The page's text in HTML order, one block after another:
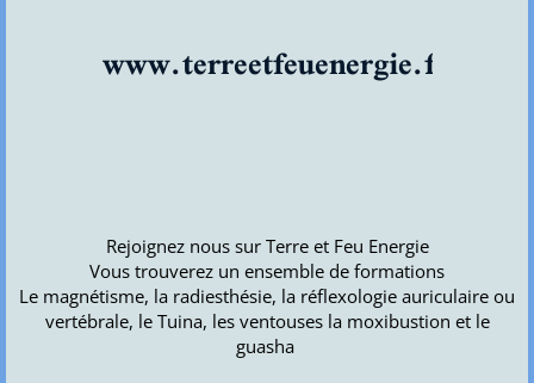
www.terreetfeuenergie.fr
Rejoignez nous sur Terre et Feu Energie
Vous trouverez un ensemble de formations
Le magnétisme, la radiesthésie, la réflexologie auriculaire ou
vertébrale, le Tuina, les ventouses la moxibustion et le
guasha